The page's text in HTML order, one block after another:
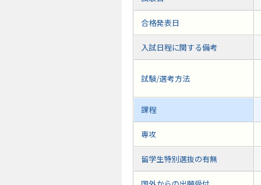
合格発表日
入試日程に関する備考
試験/選考方法
課程
専攻
留学生特別選抜の有無